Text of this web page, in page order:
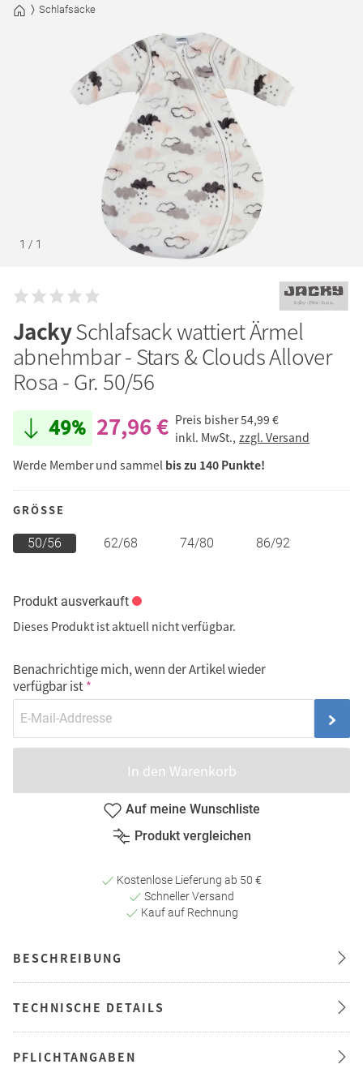
Schlafsäcke
1 / 1
JackySchlafsack wattiert Ärmel
abnehmbar - Stars & Clouds Allover
Rosa - Gr. 50/56
49% 27,96 € Preis bisher54,99 €
inkl. MwSt., zzgl. Versand
Werde Member und sammel bis zu 140 Punkte!
GRÖSSE
50/56 62/68 74/80 86/92
Produkt ausverkauft
Dieses Produkt ist aktuell nicht verfügbar.
Benachrichtige mich, wenn der Artikel wieder
verfügbar ist
In den Warenkorb
Auf meine Wunschliste
Produkt vergleichen
Kostenlose Lieferung ab 50 €
Schneller Versand
Kauf auf Rechnung
BESCHREIBUNG
TECHNISCHE DETAILS
PFLICHTANGABEN